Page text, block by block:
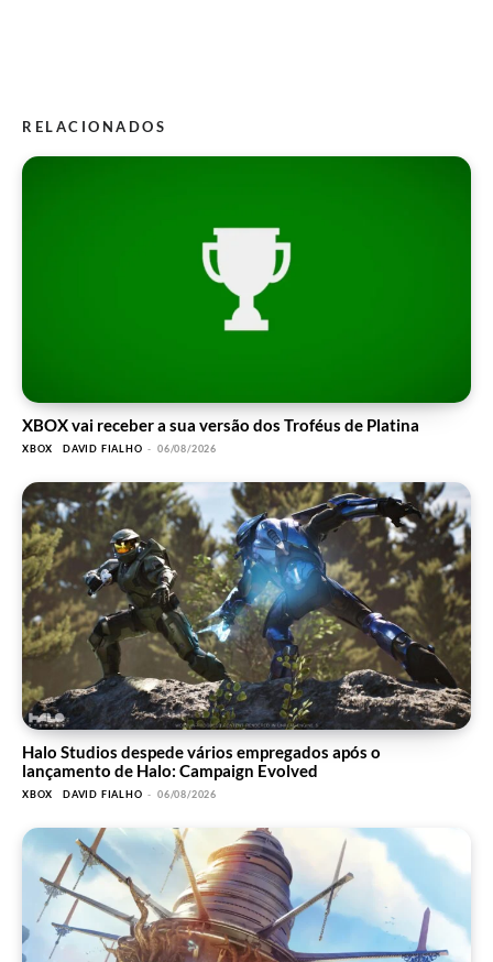
RELACIONADOS
XBOX vai receber a sua versão dos Troféus de Platina
XBOX DAVID FIALHO - 06/08/2026
Halo Studios despede vários empregados após o
lançamento de Halo: Campaign Evolved
XBOX DAVID FIALHO - 06/08/2026